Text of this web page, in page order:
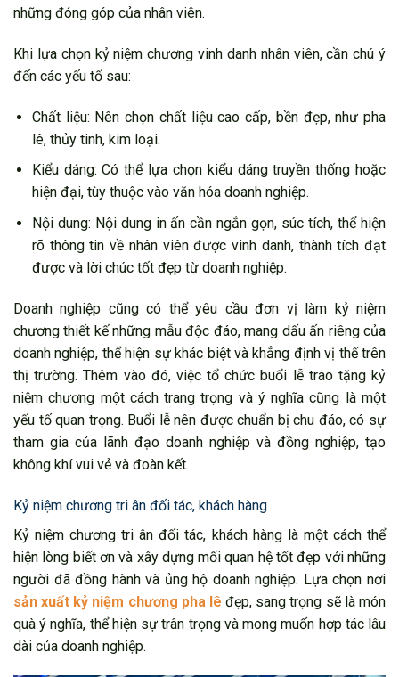
những đóng góp của nhân viên.
Khi lựa chọn kỷ niệm chương vinh danh nhân viên, cần chú ý
đến các yếu tố sau:
Chất liệu: Nên chọn chất liệu cao cấp, bền đẹp, như pha
lê, thủy tinh, kim loại.
Kiểu dáng: Có thể lựa chọn kiểu dáng truyền thống hoặc
hiện đại, tùy thuộc vào văn hóa doanh nghiệp.
Nội dung: Nội dung in ấn cần ngắn gọn, súc tích, thể hiện
rõ thông tin về nhân viên được vinh danh, thành tích đạt
được và lời chúc tốt đẹp từ doanh nghiệp.
Doanh nghiệp cũng có thể yêu cầu đơn vị làm kỷ niệm
chương thiết kế những mẫu độc đáo, mang dấu ấn riêng của
doanh nghiệp, thể hiện sự khác biệt và khẳng định vị thế trên
thị trường. Thêm vào đó, việc tổ chức buổi lễ trao tặng kỷ
niệm chương một cách trang trọng và ý nghĩa cũng là một
yếu tố quan trọng. Buổi lễ nên được chuẩn bị chu đáo, có sự
tham gia của lãnh đạo doanh nghiệp và đồng nghiệp, tạo
không khí vui vẻ và đoàn kết.
Kỷ niệm chương tri ân đối tác, khách hàng
Kỷ niệm chương tri ân đối tác, khách hàng là một cách thể
hiện lòng biết ơn và xây dựng mối quan hệ tốt đẹp với những
người đã đồng hành và ủng hộ doanh nghiệp. Lựa chọn nơi
sản xuất kỷ niệm chương pha lê đẹp, sang trọng sẽ là món
quà ý nghĩa, thể hiện sự trân trọng và mong muốn hợp tác lâu
dài của doanh nghiệp.